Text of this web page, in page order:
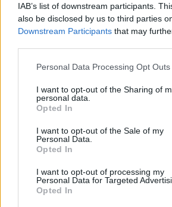
IAB’s list of downstream participants.
also be disclosed by us to third parties
Downstream Participants that may
Personal Data Processing Opt Outs
I want to opt-out of the Sharing of
personal data.
Opted In
I want to opt-out of the Sale of my
Personal Data.
Opted In
I want to opt-out of processing my
Personal Data for Targeted
Opted In
Négy éven belül
válhatnak az
repülőjáratok
KÖZLEKEDÉS